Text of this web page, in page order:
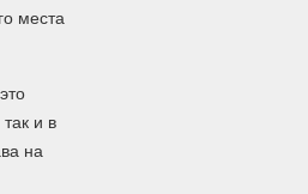
места
и в
на